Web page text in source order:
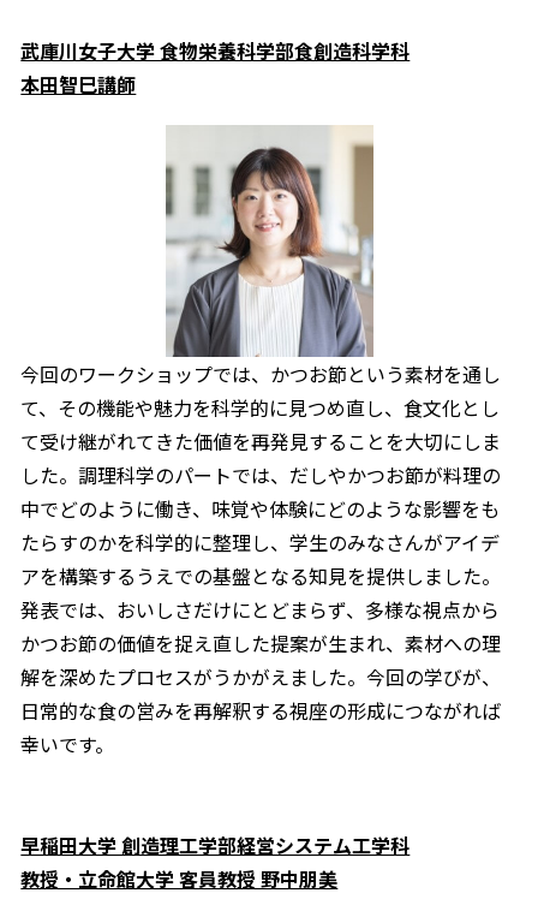
武庫川女子大学 食物栄養科学部食創造科学科
本田智巳講師
今回のワークショップでは、かつお節という素材を通し
て、その機能や魅力を科学的に見つめ直し、食文化とし
て受け継がれてきた価値を再発見することを大切にしま
した。調理科学のパートでは、だしやかつお節が料理の
中でどのように働き、味覚や体験にどのような影響をも
たらすのかを科学的に整理し、学生のみなさんがアイデ
アを構築するうえでの基盤となる知見を提供しました。
発表では、おいしさだけにとどまらず、多様な視点から
かつお節の価値を捉え直した提案が生まれ、素材への理
解を深めたプロセスがうかがえました。今回の学びが、
日常的な食の営みを再解釈する視座の形成につながれば
幸いです。
早稲田大学 創造理工学部経営システム工学科
教授・立命館大学 客員教授 野中朋美